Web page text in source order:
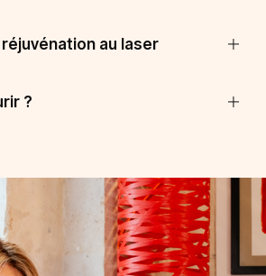
au laser
?